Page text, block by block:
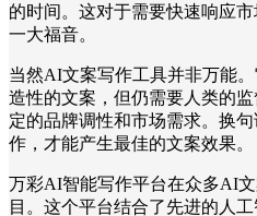
的时间。这对于需要快速响应
一大福音。
当然AI文案写作工具并非万能
造性的文案，但仍需要人类的
定的品牌调性和市场需求。换
作，才能产生最佳的文案效果。
万彩AI智能写作平台在众多AI
目。这个平台结合了先进的人